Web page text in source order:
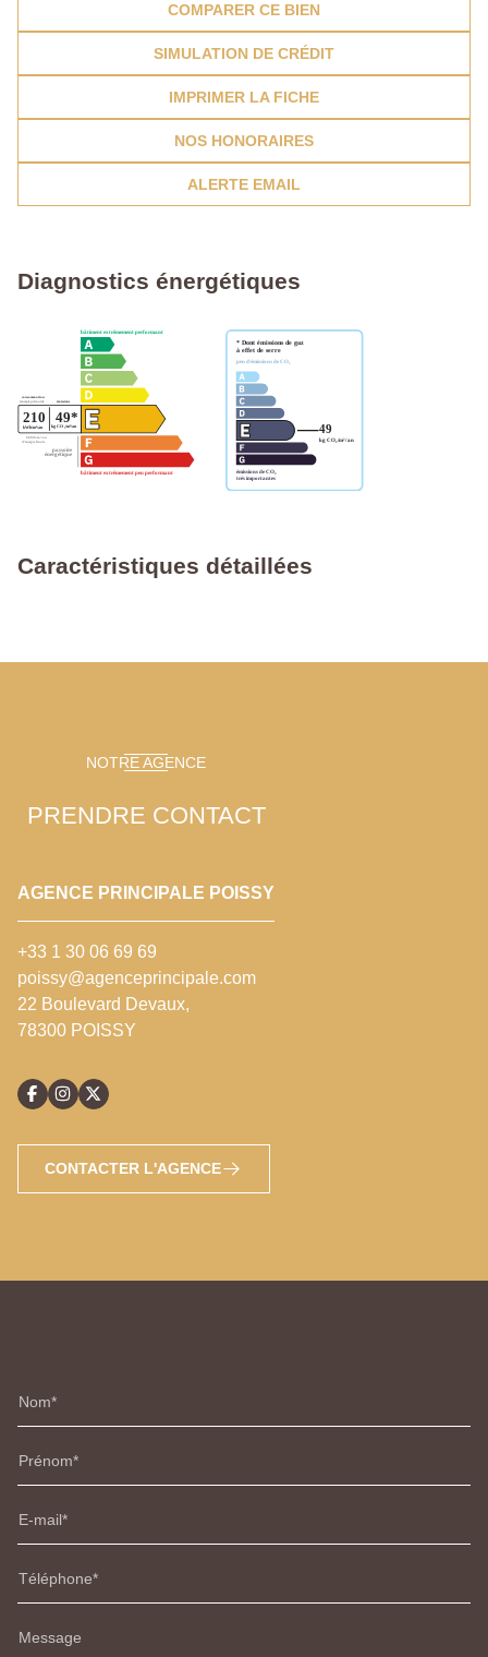
COMPARER CE BIEN
SIMULATION DE CRÉDIT
IMPRIMER LA FICHE
NOS HONORAIRES
ALERTE EMAIL
Diagnostics énergétiques
Caractéristiques détaillées
NOTRE AGENCE
PRENDRE CONTACT
AGENCE PRINCIPALE POISSY
+33 1 30 06 69 69
poissy@agenceprincipale.com
22 Boulevard Devaux,
78300 POISSY
CONTACTER L'AGENCE
Nom
Prénom
E-mail
Téléphone
Message